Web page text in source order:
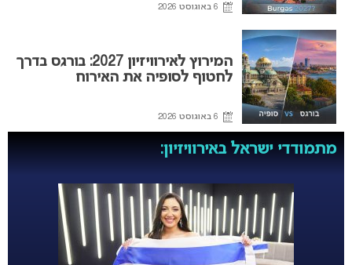
6 באוגוסט 2026
המירוץ לאירוויזיון 2027: בורגס בדרך
לחטוף לסופיה את האירוח
6 באוגוסט 2026
מתמודדי ישראל באירוויזיון: